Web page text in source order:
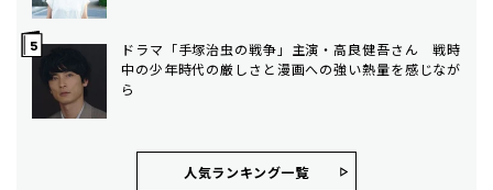
ドラマ「手塚治虫の戦争」主演・高良健吾さん 戦時
中の少年時代の厳しさと漫画への強い熱量を感じなが
ら
人気ランキング⼀覧